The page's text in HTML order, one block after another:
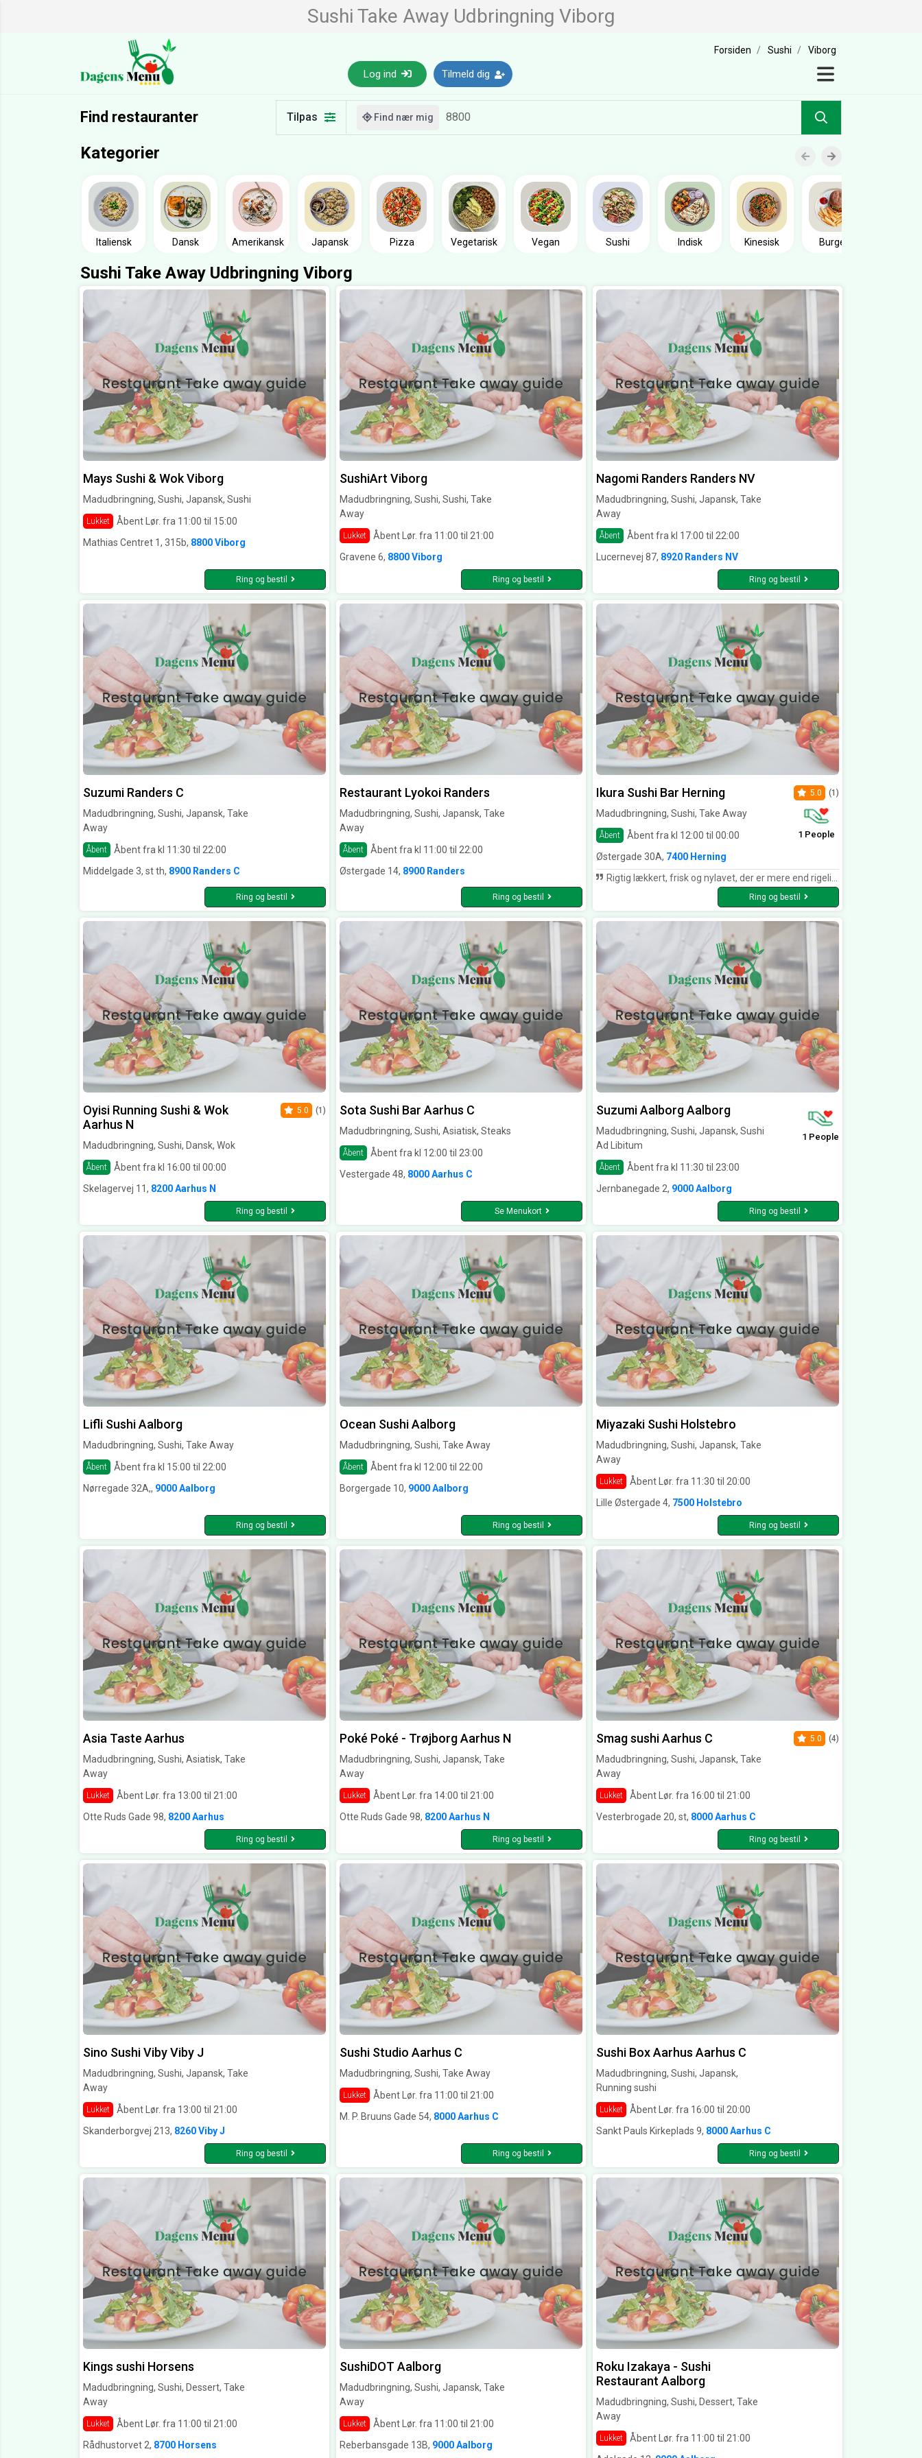
Sushi Take Away Udbringning Viborg
Forsiden Sushi Viborg
Log ind Tilmeld dig
Find restauranter Tilpas Find nær mig
Kategorier
Italiensk Dansk Amerikansk Japansk Pizza Vegetarisk Vegan Sushi Indisk Kinesisk Burger
Sushi Take Away Udbringning Viborg
Mays Sushi & Wok Viborg
Madudbringning, Sushi, Japansk, Sushi
Lukket
Åbent Lør. fra 11:00 til 15:00
Mathias Centret 1, 315b, 8800 Viborg
Ring og bestil
SushiArt Viborg
Madudbringning, Sushi, Sushi, Take
Away
Lukket
Åbent Lør. fra 11:00 til 21:00
Gravene 6, 8800 Viborg
Ring og bestil
Nagomi Randers Randers NV
Madudbringning, Sushi, Japansk, Take
Away
Åbent
Åbent fra kl 17:00 til 22:00
Lucernevej 87, 8920 Randers NV
Ring og bestil
Suzumi Randers C
Madudbringning, Sushi, Japansk, Take
Away
Åbent
Åbent fra kl 11:30 til 22:00
Middelgade 3, st th, 8900 Randers C
Ring og bestil
Restaurant Lyokoi Randers
Madudbringning, Sushi, Japansk, Take
Away
Åbent
Åbent fra kl 11:00 til 22:00
Østergade 14, 8900 Randers
Ring og bestil
Ikura Sushi Bar Herning
Madudbringning, Sushi, Take Away
Åbent Åbent fra kl 12:00 til 00:00
5.0 (1)
1 People
Østergade 30A, 7400 Herning
Rigtig lækkert, frisk og nylavet, der er mere end rigeligt af alt, må faktisk sige at deres portioner af erdam bønner er for store. Det der skulle være varmt var varmt, vi var 6 personer til frokost og alle er enige om af det ikke er sidste gang vi kommer her. Vil anbefale stedet, og har kun ros til personalet, maden og stedet.
Ring og bestil
Oyisi Running Sushi & Wok
Aarhus N
Madudbringning, Sushi, Dansk, Wok
Åbent Åbent fra kl 16:00 til 00:00
5.0 (1)
Skelagervej 11, 8200 Aarhus N
Ring og bestil
Sota Sushi Bar Aarhus C
Madudbringning, Sushi, Asiatisk, Steaks
Åbent
Åbent fra kl 12:00 til 23:00
Vestergade 48, 8000 Aarhus C
Se Menukort
Suzumi Aalborg Aalborg
Madudbringning, Sushi, Japansk, Sushi
Ad Libitum
Åbent Åbent fra kl 11:30 til 23:00
1 People
Jernbanegade 2, 9000 Aalborg
Ring og bestil
Lifli Sushi Aalborg
Madudbringning, Sushi, Take Away
Åbent
Åbent fra kl 15:00 til 22:00
Nørregade 32A,, 9000 Aalborg
Ring og bestil
Ocean Sushi Aalborg
Madudbringning, Sushi, Take Away
Åbent
Åbent fra kl 12:00 til 22:00
Borgergade 10, 9000 Aalborg
Ring og bestil
Miyazaki Sushi Holstebro
Madudbringning, Sushi, Japansk, Take
Away
Lukket
Åbent Lør. fra 11:30 til 20:00
Lille Østergade 4, 7500 Holstebro
Ring og bestil
Asia Taste Aarhus
Madudbringning, Sushi, Asiatisk, Take
Away
Lukket
Åbent Lør. fra 13:00 til 21:00
Otte Ruds Gade 98, 8200 Aarhus
Ring og bestil
Poké Poké - Trøjborg Aarhus N
Madudbringning, Sushi, Japansk, Take
Away
Lukket
Åbent Lør. fra 14:00 til 21:00
Otte Ruds Gade 98, 8200 Aarhus N
Ring og bestil
Smag sushi Aarhus C
Madudbringning, Sushi, Japansk, Take
Away
Lukket Åbent Lør. fra 16:00 til 21:00
5.0 (4)
Vesterbrogade 20, st, 8000 Aarhus C
Ring og bestil
Sino Sushi Viby Viby J
Madudbringning, Sushi, Japansk, Take
Away
Lukket
Åbent Lør. fra 13:00 til 21:00
Skanderborgvej 213, 8260 Viby J
Ring og bestil
Sushi Studio Aarhus C
Madudbringning, Sushi, Take Away
Lukket
Åbent Lør. fra 11:00 til 21:00
M. P. Bruuns Gade 54, 8000 Aarhus C
Ring og bestil
Sushi Box Aarhus Aarhus C
Madudbringning, Sushi, Japansk,
Running sushi
Lukket
Åbent Lør. fra 16:00 til 20:00
Sankt Pauls Kirkeplads 9, 8000 Aarhus C
Ring og bestil
Kings sushi Horsens
Madudbringning, Sushi, Dessert, Take
Away
Lukket
Åbent Lør. fra 11:00 til 21:00
Rådhustorvet 2, 8700 Horsens
SushiDOT Aalborg
Madudbringning, Sushi, Japansk, Take
Away
Lukket
Åbent Lør. fra 11:00 til 21:00
Reberbansgade 13B, 9000 Aalborg
Roku Izakaya - Sushi
Restaurant Aalborg
Madudbringning, Sushi, Dessert, Take
Away
Lukket
Åbent Lør. fra 11:00 til 21:00